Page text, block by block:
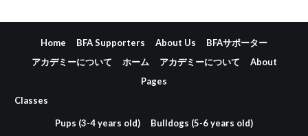
Home BFA Supporters About Us
BFAサポーター
アカデミーについて
ホーム アカデミーについて
About
Pages
Classes
Pups (3-4 years old)
Bulldogs (5-6 years old)